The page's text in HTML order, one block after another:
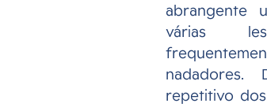
abrangente
várias
nadadores.
repetitivo